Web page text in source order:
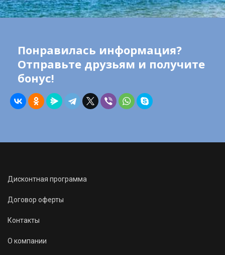
Понравилась информация?
Отправьте друзьям и получите
бонус!
Дисконтная программа
Договор оферты
Контакты
О компании